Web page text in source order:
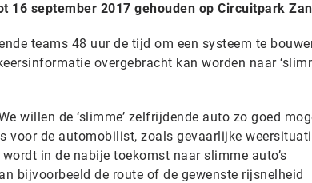
16 september 2017 gehouden op Circuitpark
teams 48 uur de tijd om een systeem te
overgebracht kan worden naar
willen de ‘slimme’ zelfrijdende auto zo goed
voor de automobilist, zoals gevaarlijke
in de nabije toekomst naar slimme auto’s
bijvoorbeeld de route of de gewenste rijsnelheid